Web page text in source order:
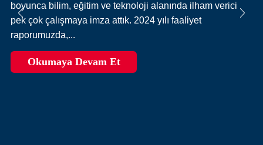
boyunca bilim, eğitim ve teknoloji alanında ilham verici
pek çok çalışmaya imza attık. 2024 yılı faaliyet
raporumuzda,...
Okumaya Devam Et